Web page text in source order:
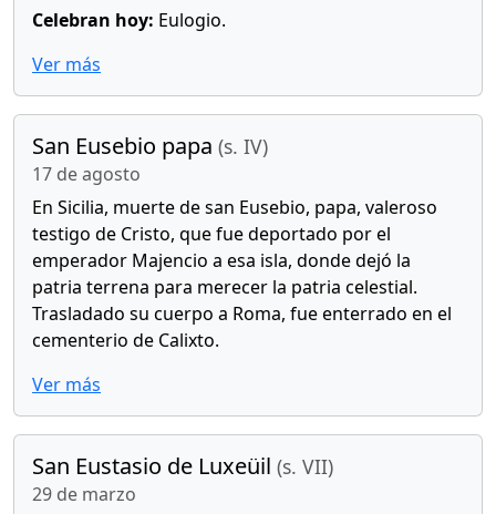
Celebran hoy: Eulogio.
Ver más
San Eusebio papa (s. IV)
17 de agosto
En Sicilia, muerte de san Eusebio, papa, valeroso
testigo de Cristo, que fue deportado por el
emperador Majencio a esa isla, donde dejó la
patria terrena para merecer la patria celestial.
Trasladado su cuerpo a Roma, fue enterrado en el
cementerio de Calixto.
Ver más
San Eustasio de Luxeüil (s. VII)
29 de marzo